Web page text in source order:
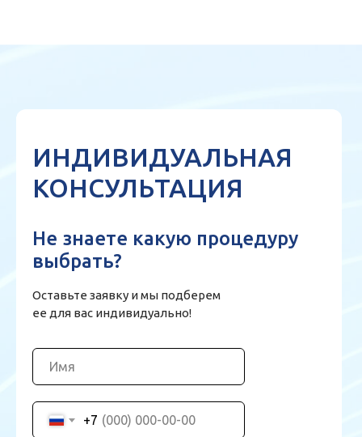
+7
ИНДИВИДУАЛЬНАЯ
КОНСУЛЬТАЦИЯ
Не знаете какую процедуру
выбрать?
Оставьте заявку и мы подберем
ее для вас индивидуально!